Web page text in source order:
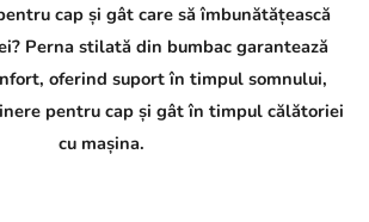
cap și gât care să îmbunătățească
Perna stilată din bumbac garantează
oferind suport în timpul somnului,
pentru cap și gât în timpul călătoriei
cu mașina.